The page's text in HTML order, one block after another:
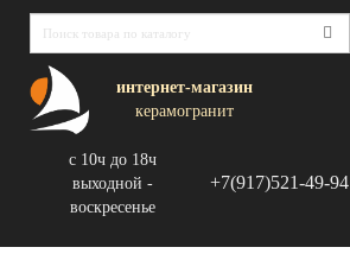
интернет-магазин
керамогранит
с 10ч до 18ч
выходной -
воскресенье
+7(917)521-49-94